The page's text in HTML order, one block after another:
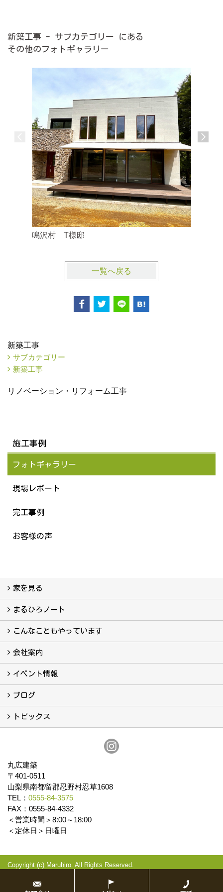
新築工事 - サブカテゴリー にある
その他のフォトギャラリー
鳴沢村 T様邸
一覧へ戻る
新築工事
サブカテゴリー
新築工事
リノベーション・リフォーム工事
施工事例
フォトギャラリー
現場レポート
完工事例
お客様の声
家を見る
フォトギャラリー
現場レポート
完工事例
お客様の声
まるひろノート
真っ直ぐの家づくり
自慢の大工たち
こだわりの自然素材
快適な家のエッセンス
注文住宅ができるまで
こんなこともやっています
こんなこともやっています
会社案内
会社案内
まるひろの人
スタッフ紹介
プライバシーポリシー
イベント情報
イベント予告
イベント報告
ブログ
ブログ
トピックス
丸広建築
〒401-0511
山梨県南都留郡忍野村忍草1608
TEL： 0555-84-3575
FAX：0555-84-4332
＜営業時間＞8:00～18:00
＜定休日＞日曜日
Copyright (c) Maruhiro. All Rights Reserved.